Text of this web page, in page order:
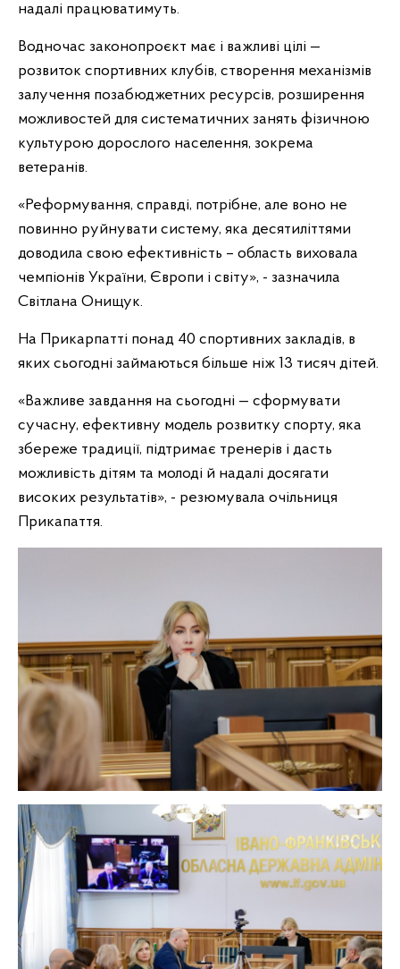
надалі працюватимуть.
Водночас законопроєкт має і важливі цілі —
розвиток спортивних клубів, створення механізмів
залучення позабюджетних ресурсів, розширення
можливостей для систематичних занять фізичною
культурою дорослого населення, зокрема
ветеранів.
«Реформування, справді, потрібне, але воно не
повинно руйнувати систему, яка десятиліттями
доводила свою ефективність – область виховала
чемпіонів України, Європи і світу», - зазначила
Світлана Онищук.
На Прикарпатті понад 40 спортивних закладів, в
яких сьогодні займаються більше ніж 13 тисяч дітей.
«Важливе завдання на сьогодні — сформувати
сучасну, ефективну модель розвитку спорту, яка
збереже традиції, підтримає тренерів і дасть
можливість дітям та молоді й надалі досягати
високих результатів», - резюмувала очільниця
Прикапаття.